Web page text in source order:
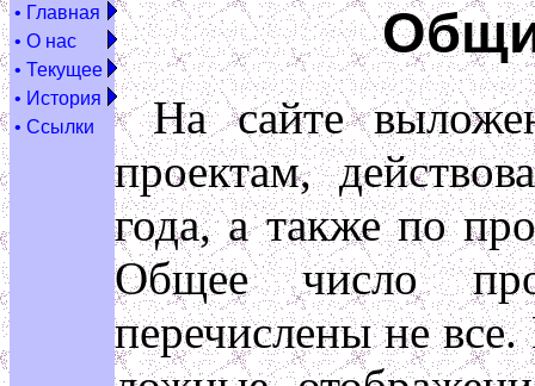
• Главная
• О нас
• Текущее
• История
• Ссылки
На сайте
проектам,
года, а также по
Общее число
перечислены не